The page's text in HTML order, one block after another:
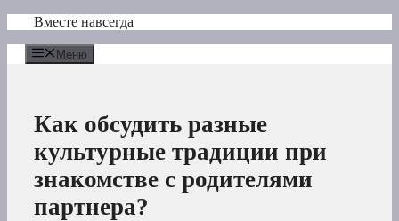
Перейти
содержимому
Вместе навсегда
Меню
Как обсудить разные
культурные традиции при
знакомстве с родителями
партнера?